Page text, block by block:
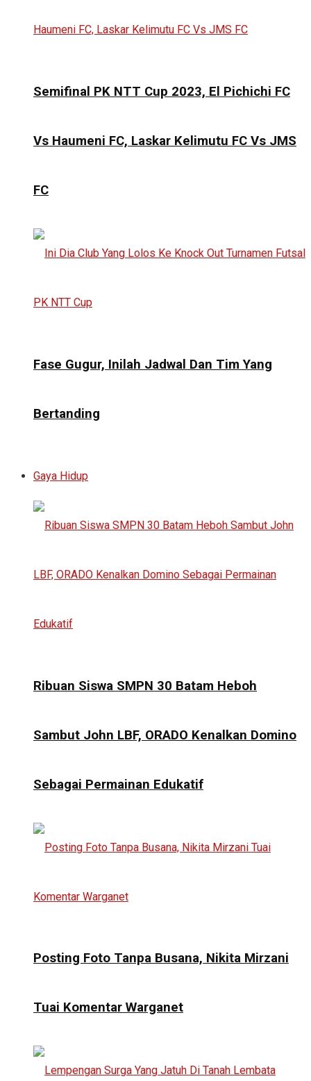
Semifinal PK NTT Cup 2023, El Pichichi FC
Vs Haumeni FC, Laskar Kelimutu FC Vs JMS
FC
Fase Gugur, Inilah Jadwal Dan Tim Yang
Bertanding
Gaya Hidup
Ribuan Siswa SMPN 30 Batam Heboh
Sambut John LBF, ORADO Kenalkan Domino
Sebagai Permainan Edukatif
Posting Foto Tanpa Busana, Nikita Mirzani
Tuai Komentar Warganet